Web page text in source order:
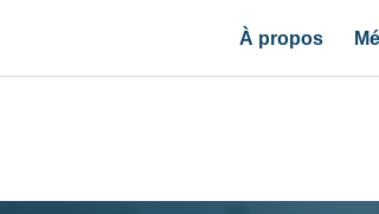
À propos